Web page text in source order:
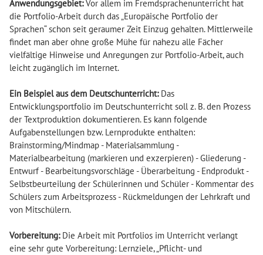
Anwendungsgebiet:Vor allem im Fremdsprachenunterricht hat
die Portfolio-Arbeit durch das „Europäische Portfolio der
Sprachen“ schon seit geraumer Zeit Einzug gehalten. Mittlerweile
findet man aber ohne große Mühe für nahezu alle Fächer
vielfältige Hinweise und Anregungen zur Portfolio-Arbeit, auch
leicht zugänglich im Internet.
Ein Beispiel aus dem Deutschunterricht:Das
Entwicklungsportfolio im Deutschunterricht soll z. B. den Prozess
der Textproduktion dokumentieren. Es kann folgende
Aufgabenstellungen bzw. Lernprodukte enthalten:
Brainstorming/Mindmap - Materialsammlung -
Materialbearbeitung (markieren und exzerpieren) - Gliederung -
Entwurf - Bearbeitungsvorschläge - Überarbeitung - Endprodukt -
Selbstbeurteilung der Schülerinnen und Schüler - Kommentar des
Schülers zum Arbeitsprozess - Rückmeldungen der Lehrkraft und
von Mitschülern.
Vorbereitung:Die Arbeit mit Portfolios im Unterricht verlangt
eine sehr gute Vorbereitung: Lernziele, „Pflicht- und